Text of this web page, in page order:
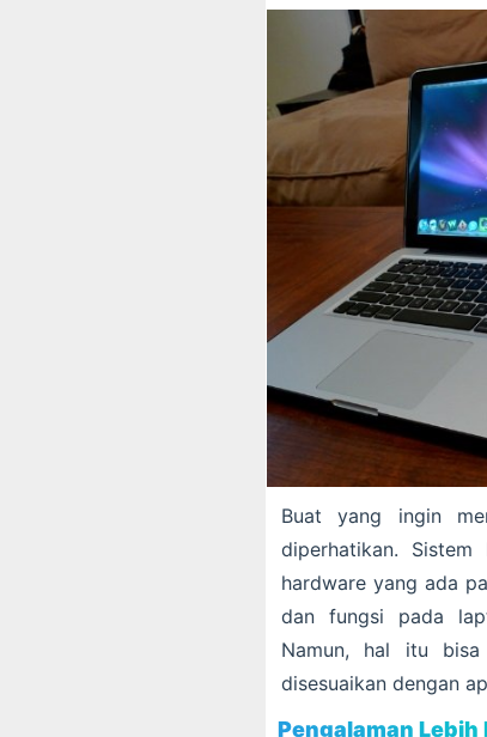
Buat yang ingin
diperhatikan.
hardware yang ada
dan fungsi pada
Namun, hal itu
disesuaikan dengan
Pengalaman Lebih